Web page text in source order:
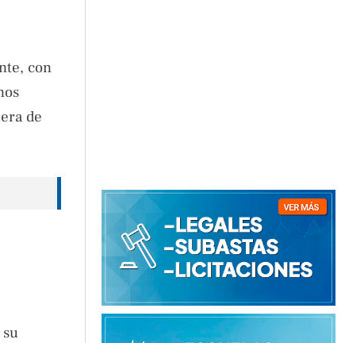
con
de